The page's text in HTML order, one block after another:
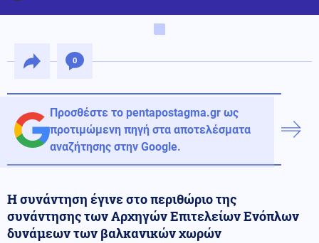
0
Προσθέστε το pentapostagma.gr ως
προτιμώμενη πηγή στα αποτελέσματα
αναζήτησης στην Google.
Η συνάντηση έγινε στο περιθώριο της
συνάντησης των Αρχηγών Επιτελείων Ενόπλων
δυνάμεων των βαλκανικών χωρών